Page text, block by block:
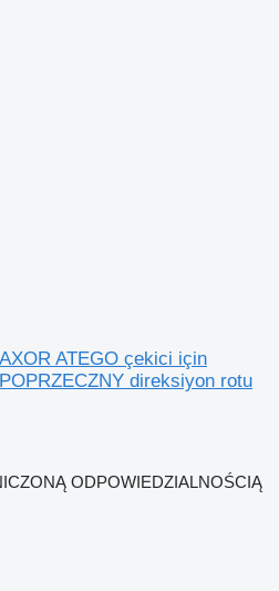
ATEGO çekici için
direksiyon rotu
ODPOWIEDZIALNOŚCIĄ